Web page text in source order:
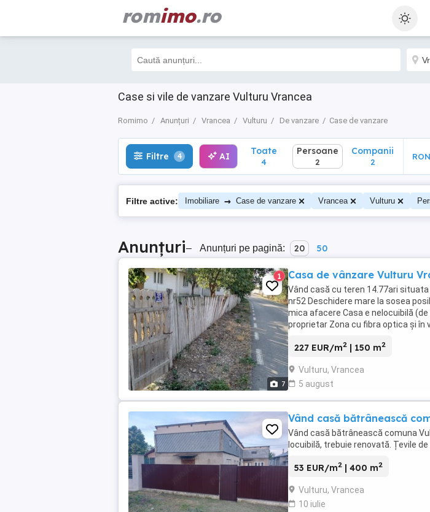
romimo.ro
Case si vile de vanzare Vulturu Vrancea
Romimo Anunțuri Vrancea Vulturu De vanzare Case de vanzare
Filtre 4 AI RON
Filtre 4 AI Toate
4
Persoane
2
Companii
2
RON
Filtre active: Imobiliare → Case de vanzare Vrancea Vulturu
Anunțuri– Anunțuri pe pagină: 20 50
7
1 Casa de vânzare Vulturu
Vând casă cu teren 14.77ari
nr52 Deschidere mare la sosea
mica afacere Casa e nelocuibilă
proprietar Zona cu fibra optica și în
227 EUR/m2 | 150 m2
Vulturu, Vrancea
5 august
Vând casă bătrânească
Vând casă bătrânească comuna
locuibilă, trebuie renovată. Țevile de
53 EUR/m2 | 400 m2
Vulturu, Vrancea
10 iulie